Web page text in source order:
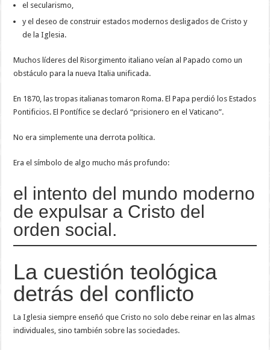
el secularismo,
y el deseo de construir estados modernos desligados de Cristo y
de la Iglesia.
Muchos líderes del Risorgimento italiano veían al Papado como un
obstáculo para la nueva Italia unificada.
En 1870, las tropas italianas tomaron Roma. El Papa perdió los Estados
Pontificios. El Pontífice se declaró “prisionero en el Vaticano”.
No era simplemente una derrota política.
Era el símbolo de algo mucho más profundo:
el intento del mundo moderno
de expulsar a Cristo del
orden social.
La cuestión teológica
detrás del conflicto
La Iglesia siempre enseñó que Cristo no solo debe reinar en las almas
individuales, sino también sobre las sociedades.